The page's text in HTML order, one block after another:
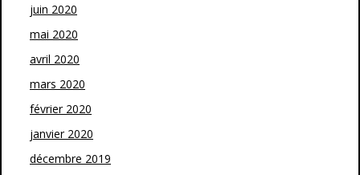
juin 2020
mai 2020
avril 2020
mars 2020
février 2020
janvier 2020
décembre 2019